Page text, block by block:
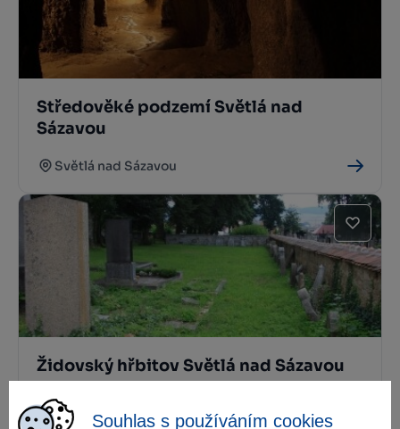
Souhlas s používáním cookies
Středověké podzemí Světlá nad
Sázavou
Světlá nad Sázavou
Židovský hřbitov Světlá nad Sázavou
Světlá nad Sázavou